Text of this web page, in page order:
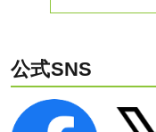
公式SNS